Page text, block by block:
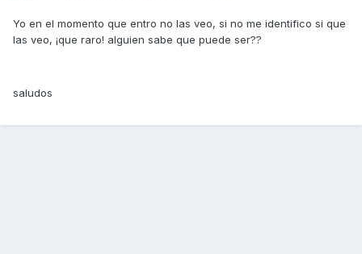
Yo en el momento que entro no las veo, si no me identifico si que
las veo, ¡que raro! alguien sabe que puede ser??
saludos